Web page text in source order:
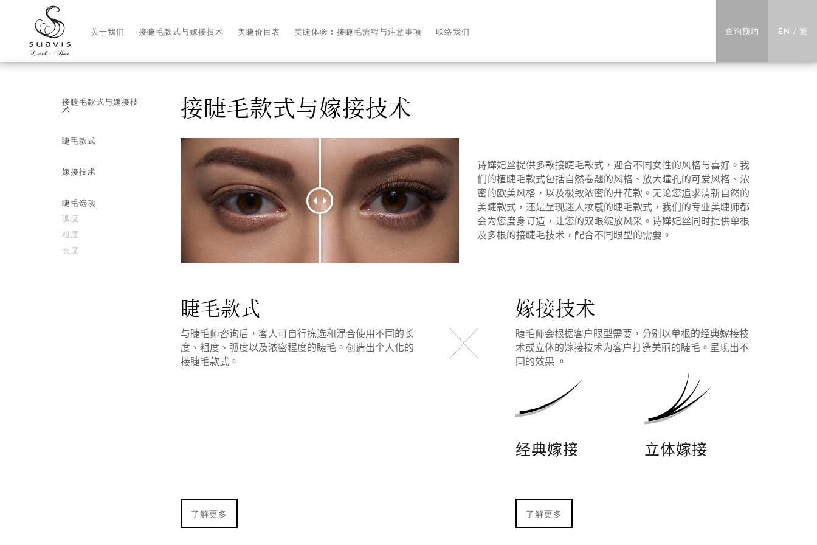
关于我们 接睫毛款式与嫁接技术 美睫价目表 美睫体验︰接睫毛流程与注意事项 联络我们 查询预约 EN / 繁
接睫毛款式与嫁接技
术
睫毛款式
嫁接技术
睫毛选项
弧度
粗度
长度
接睫毛款式与嫁接技术
诗嬅妃丝提供多款接睫毛款式，迎合不同女性的风格与喜好。我
们的植睫毛款式包括自然卷翘的风格、放大瞳孔的可爱风格、浓
密的欧美风格，以及极致浓密的开花款。无论您追求清新自然的
美睫款式，还是呈现迷人妆感的睫毛款式，我们的专业美睫师都
会为您度身订造，让您的双眼绽放风采。诗嬅妃丝同时提供单根
及多根的接睫毛技术，配合不同眼型的需要。
睫毛款式
与睫毛师咨询后，客人可自行拣选和混合使用不同的长
度、粗度、弧度以及浓密程度的睫毛。创造出个人化的
接睫毛款式。
了解更多
嫁接技术
睫毛师会根据客户眼型需要，分别以单根的经典嫁接技
术或立体的嫁接技术为客户打造美丽的睫毛。呈现出不
同的效果 。
经典嫁接 立体嫁接
了解更多